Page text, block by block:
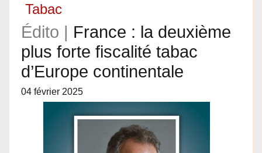
Tabac
Édito | France : la deuxième
plus forte fiscalité tabac
d’Europe continentale
04 février 2025